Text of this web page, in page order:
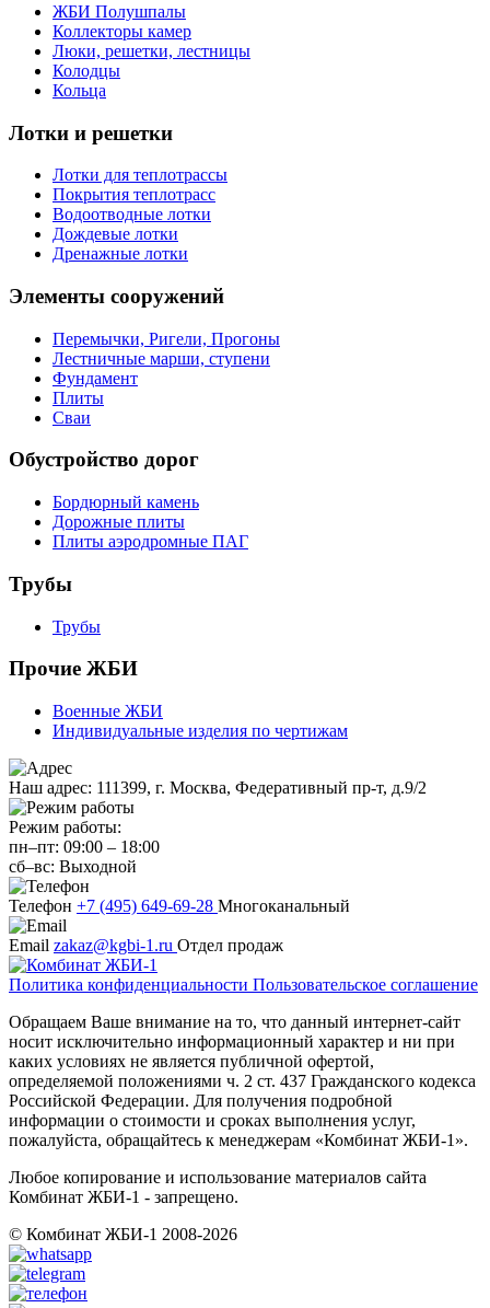
ЖБИ Полушпалы
Коллекторы камер
Люки, решетки, лестницы
Колодцы
Кольца
Лотки и решетки
Лотки для теплотрассы
Покрытия теплотрасс
Водоотводные лотки
Дождевые лотки
Дренажные лотки
Элементы сооружений
Перемычки, Ригели, Прогоны
Лестничные марши, ступени
Фундамент
Плиты
Сваи
Обустройство дорог
Бордюрный камень
Дорожные плиты
Плиты аэродромные ПАГ
Трубы
Трубы
Прочие ЖБИ
Военные ЖБИ
Индивидуальные изделия по чертижам
Наш адрес: 111399, г. Москва, Федеративный пр-т, д.9/2
Режим работы:
пн–пт: 09:00 – 18:00
сб–вс: Выходной
Телефон +7 (495) 649-69-28 Многоканальный
Email zakaz@kgbi-1.ru Отдел продаж
Политика конфиденциальности Пользовательское соглашение
Обращаем Ваше внимание на то, что данный интернет-сайт
носит исключительно информационный характер и ни при
каких условиях не является публичной офертой,
определяемой положениями ч. 2 ст. 437 Гражданского кодекса
Российской Федерации. Для получения подробной
информации о стоимости и сроках выполнения услуг,
пожалуйста, обращайтесь к менеджерам «Комбинат ЖБИ-1».
Любое копирование и использование материалов сайта
Комбинат ЖБИ-1 - запрещено.
© Комбинат ЖБИ-1 2008-2026